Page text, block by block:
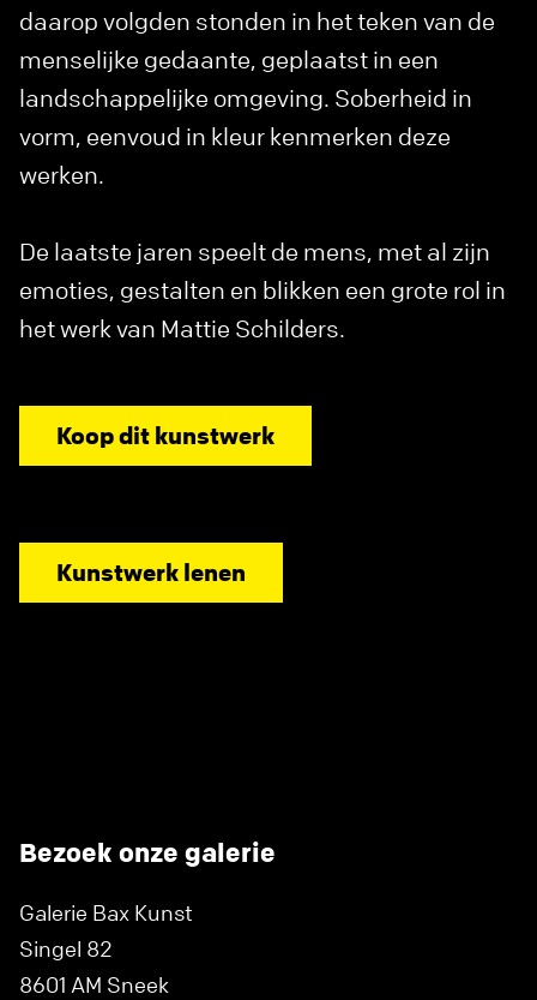
daarop volgden stonden in het teken van de
menselijke gedaante, geplaatst in een
landschappelijke omgeving. Soberheid in
vorm, eenvoud in kleur kenmerken deze
werken.
De laatste jaren speelt de mens, met al zijn
emoties, gestalten en blikken een grote rol in
het werk van Mattie Schilders.
Koop dit kunstwerk
Kunstwerk lenen
Bezoek onze galerie
Galerie Bax Kunst
Singel 82
8601 AM Sneek